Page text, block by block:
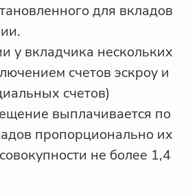
для вкладов
у вкладчика нескольких
счетов эскроу и
счетов)
выплачивается по
пропорционально их
не более 1,4